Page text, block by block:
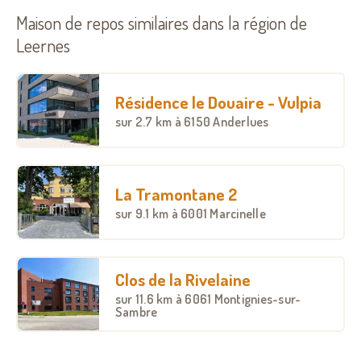
Maison de repos similaires dans la région de
Leernes
Résidence le Douaire - Vulpia
sur 2.7 km à 6150 Anderlues
La Tramontane 2
sur 9.1 km à 6001 Marcinelle
Clos de la Rivelaine
sur 11.6 km à 6061 Montignies-sur-
Sambre